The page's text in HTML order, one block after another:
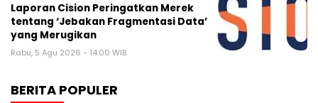
Laporan Cision Peringatkan Merek
tentang ‘Jebakan Fragmentasi Data’
yang Merugikan
Rabu, 5 Agu 2026 - 14:00 WIB
BERITA POPULER